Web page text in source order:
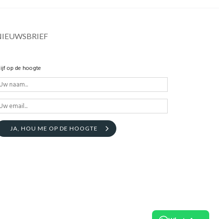
op de hoogte
JA, HOU ME OP DE HOOGTE